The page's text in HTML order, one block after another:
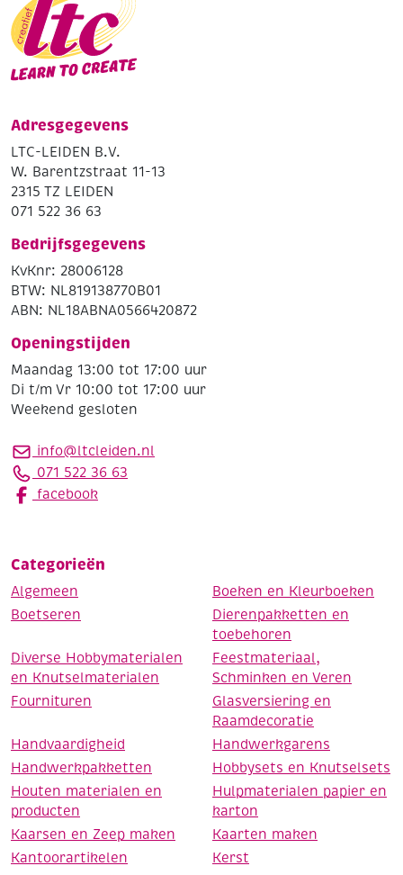
Adresgegevens
LTC-LEIDEN B.V.
W. Barentzstraat 11-13
2315 TZ LEIDEN
071 522 36 63
Bedrijfsgegevens
KvKnr: 28006128
BTW: NL819138770B01
ABN: NL18ABNA0566420872
Openingstijden
Maandag 13:00 tot 17:00 uur
Di t/m Vr 10:00 tot 17:00 uur
Weekend gesloten
info@ltcleiden.nl
071 522 36 63
facebook
Categorieën
Algemeen
Boeken en Kleurboeken
Boetseren
Dierenpakketten en
toebehoren
Diverse Hobbymaterialen
en Knutselmaterialen
Feestmateriaal,
Schminken en Veren
Fournituren
Glasversiering en
Raamdecoratie
Handvaardigheid
Handwerkgarens
Handwerkpakketten
Hobbysets en Knutselsets
Houten materialen en
producten
Hulpmaterialen papier en
karton
Kaarsen en Zeep maken
Kaarten maken
Kantoorartikelen
Kerst